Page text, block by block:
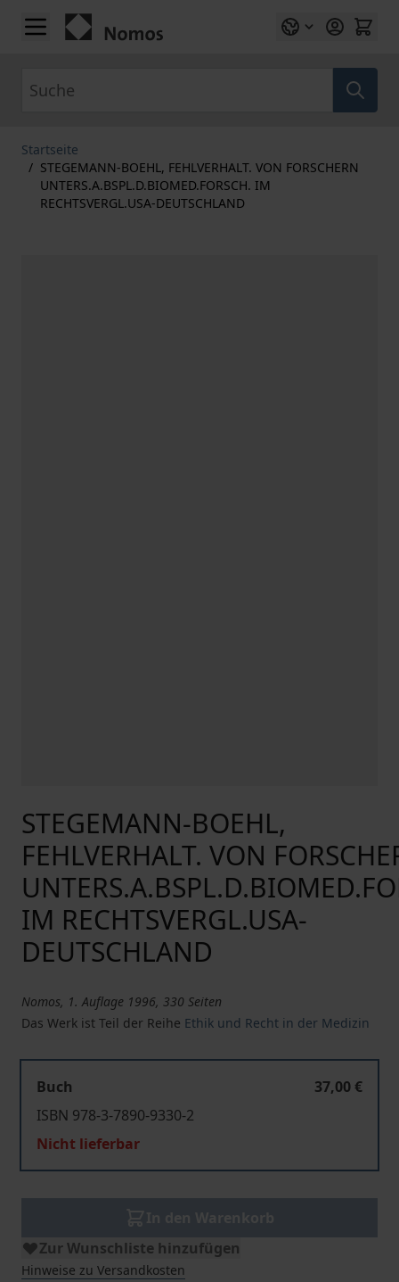
Zum Inhalt springen
Startseite
/ STEGEMANN-BOEHL, FEHLVERHALT. VON FORSCHERN
UNTERS.A.BSPL.D.BIOMED.FORSCH. IM
RECHTSVERGL.USA-DEUTSCHLAND
STEGEMANN-BOEHL,
FEHLVERHALT. VON
IM RECHTSVERGL.USA-
DEUTSCHLAND
Nomos, 1. Auflage 1996, 330 Seiten
Das Werk ist Teil der Reihe Ethik und Recht in der Medizin
Buch
37,00 €
ISBN 978-3-7890-9330-2
Nicht lieferbar
Zur Wunschliste hinzufügen
Hinweise zu Versandkosten